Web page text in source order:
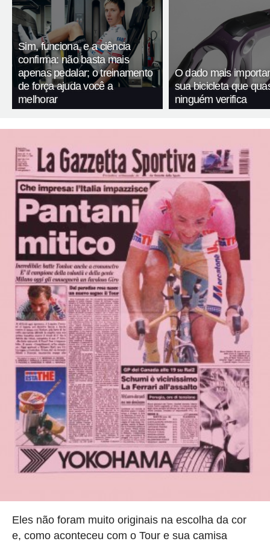
Sim, funciona, e a ciência
confirma: não basta mais
apenas pedalar; o treinamento
de força ajuda você a
melhorar
O dado mais
sua bicicleta que
ninguém verifica
Eles não foram muito originais na escolha da cor
e, como aconteceu com o Tour e sua camisa